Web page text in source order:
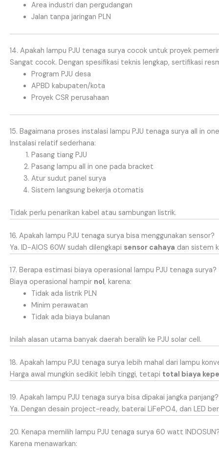
Area industri dan pergudangan
Jalan tanpa jaringan PLN
14. Apakah lampu PJU tenaga surya cocok untuk proyek
Sangat cocok. Dengan spesifikasi teknis lengkap, sertifikasi
Program PJU desa
APBD kabupaten/kota
Proyek CSR perusahaan
15. Bagaimana proses instalasi lampu PJU tenaga surya all in
Instalasi relatif sederhana:
Pasang tiang PJU
Pasang lampu all in one pada bracket
Atur sudut panel surya
Sistem langsung bekerja otomatis
Tidak perlu penarikan kabel atau sambungan listrik.
16. Apakah lampu PJU tenaga surya bisa menggunakan sensor?
Ya. ID-AIOS 60W sudah dilengkapi sensor cahaya dan sistem
17. Berapa estimasi biaya operasional lampu PJU tenaga surya?
Biaya operasional hampir nol, karena:
Tidak ada listrik PLN
Minim perawatan
Tidak ada biaya bulanan
Inilah alasan utama banyak daerah beralih ke PJU solar cell.
18. Apakah lampu PJU tenaga surya lebih mahal dari lampu
Harga awal mungkin sedikit lebih tinggi, tetapi total biaya
19. Apakah lampu PJU tenaga surya bisa dipakai jangka panjang?
Ya. Dengan desain project-ready, baterai LiFePO4, dan LED
20. Kenapa memilih lampu PJU tenaga surya 60 watt
Karena menawarkan: